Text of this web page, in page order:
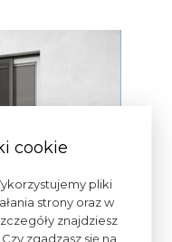
cookie
pliki
strony oraz w
znajdziesz
zgadzasz się na